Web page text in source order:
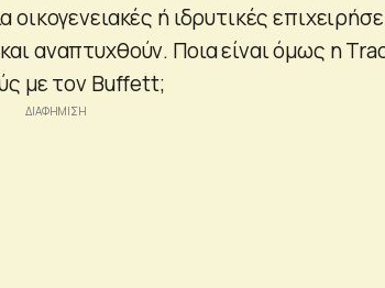
οικογενειακές ή ιδρυτικές
αναπτυχθούν. Ποια είναι όμως η
με τον Buffett;